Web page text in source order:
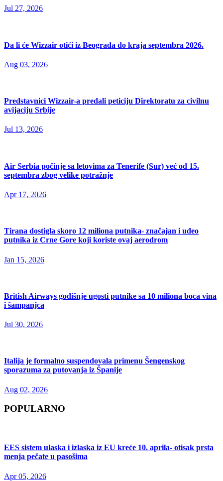
Jul 27, 2026
Da li će Wizzair otići iz Beograda do kraja septembra 2026.
Aug 03, 2026
Predstavnici Wizzair-a predali peticiju Direktoratu za civilnu
avijaciju Srbije
Jul 13, 2026
Air Serbia počinje sa letovima za Tenerife (Sur) već od 15.
septembra zbog velike potražnje
Apr 17, 2026
Tirana dostigla skoro 12 miliona putnika- značajan i udeo
putnika iz Crne Gore koji koriste ovaj aerodrom
Jan 15, 2026
British Airways godišnje ugosti putnike sa 10 miliona boca vina
i šampanjca
Jul 30, 2026
Italija je formalno suspendovala primenu Šengenskog
sporazuma za putovanja iz Španije
Aug 02, 2026
POPULARNO
EES sistem ulaska i izlaska iz EU kreće 10. aprila- otisak prsta
menja pečate u pasošima
Apr 05, 2026